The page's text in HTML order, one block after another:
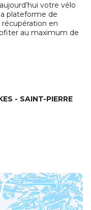
votre vélo
plateforme de
en
au maximum de
- SAINT-PIERRE